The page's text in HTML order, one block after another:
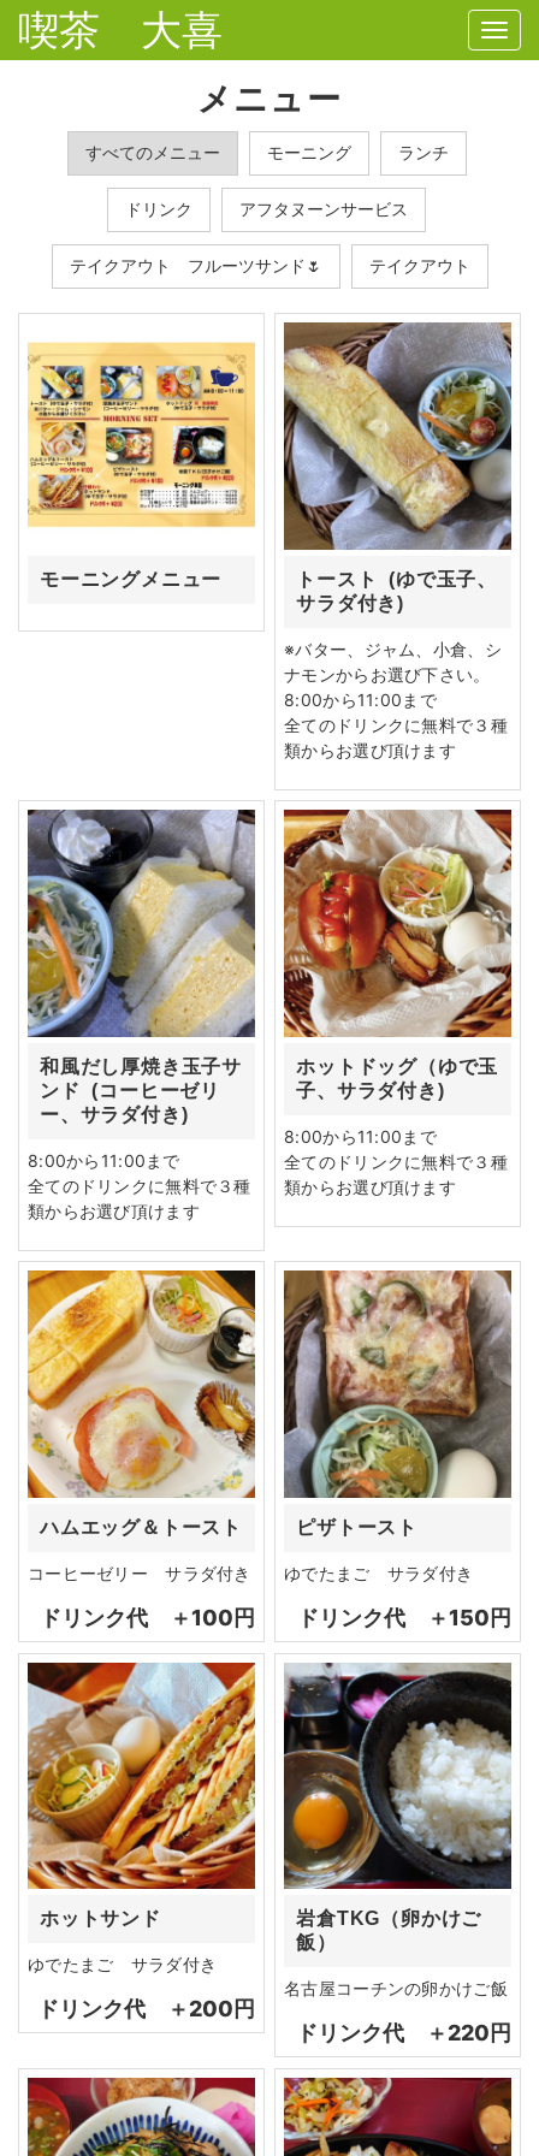
喫茶 大喜
メニュー
すべてのメニュー モーニング ランチ
ドリンク アフタヌーンサービス
テイクアウト フルーツサンド🌷 テイクアウト
モーニングメニュー
トースト (ゆで玉子、
サラダ付き)
※バター、ジャム、小倉、シ
ナモンからお選び下さい。
8:00から11:00まで
全てのドリンクに無料で３種
類からお選び頂けます
和風だし厚焼き玉子サ
ンド (コーヒーゼリ
ー、サラダ付き)
8:00から11:00まで
全てのドリンクに無料で３種
類からお選び頂けます
ホットドッグ（ゆで玉
子、サラダ付き)
8:00から11:00まで
全てのドリンクに無料で３種
類からお選び頂けます
ハムエッグ＆トースト
コーヒーゼリー サラダ付き
ドリンク代 ＋100円
ピザトースト
ゆでたまご サラダ付き
ドリンク代 ＋150円
ホットサンド
ゆでたまご サラダ付き
ドリンク代 ＋200円
岩倉TKG（卵かけご
飯）
名古屋コーチンの卵かけご飯
ドリンク代 ＋220円